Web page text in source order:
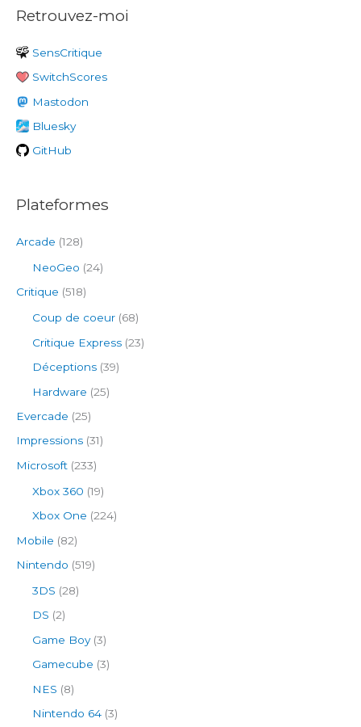
h
r
c
h
e
r
Retrouvez-moi
SensCritique
SwitchScores
Mastodon
Bluesky
GitHub
Plateformes
Arcade (128)
NeoGeo (24)
Critique (518)
Coup de coeur (68)
Critique Express (23)
Déceptions (39)
Hardware (25)
Evercade (25)
Impressions (31)
Microsoft (233)
Xbox 360 (19)
Xbox One (224)
Mobile (82)
Nintendo (519)
3DS (28)
DS (2)
Game Boy(3)
Gamecube (3)
NES (8)
Nintendo 64 (3)